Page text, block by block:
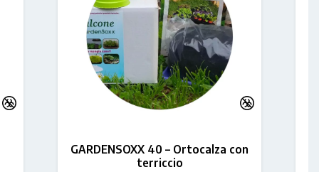
GARDENSOXX 40 – Ortocalza con
terriccio